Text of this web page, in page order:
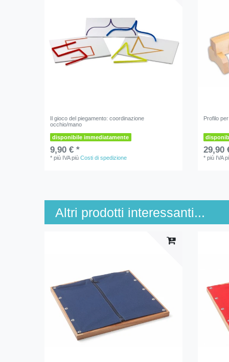
Il gioco del piegamento: coordinazione
occhio/mano
disponibile immediatamente
9,90 € *
*più IVApiùCosti di spedizione
Profilo
29,90
*più IVA
Altri prodotti interessanti...